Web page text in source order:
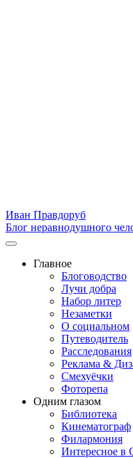
Иван Правдоруб
Блог неравнодушного
Главное
Блоговодство
Лучи добра
Набор литер
Незаметки
О социальном
Путеводитель
Расследования
Реклама &
Смехуёчки
Фоторепа
Одним глазом
Библиотека
Кинематограф
Филармония
Интересное в